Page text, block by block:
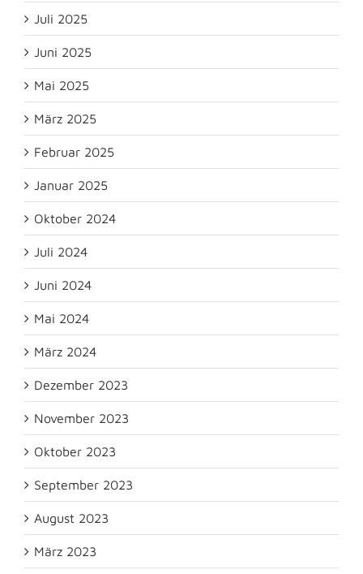
Juli 2025
Juni 2025
Mai 2025
März 2025
Februar 2025
Januar 2025
Oktober 2024
Juli 2024
Juni 2024
Mai 2024
März 2024
Dezember 2023
November 2023
Oktober 2023
September 2023
August 2023
März 2023